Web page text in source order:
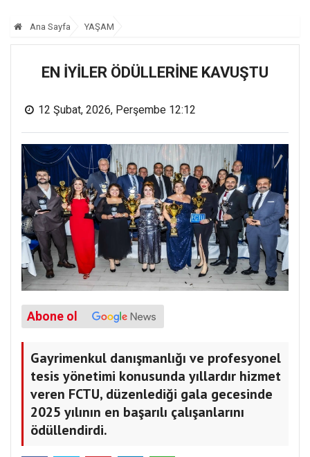
Ana Sayfa YAŞAM
EN İYİLER ÖDÜLLERİNE KAVUŞTU
12 Şubat, 2026, Perşembe 12:12
Abone ol
Gayrimenkul danışmanlığı ve profesyonel
tesis yönetimi konusunda yıllardır hizmet
veren FCTU, düzenlediği gala gecesinde
2025 yılının en başarılı çalışanlarını
ödüllendirdi.